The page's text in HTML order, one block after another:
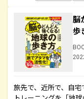
脳
歩
旅先で、近所で、自